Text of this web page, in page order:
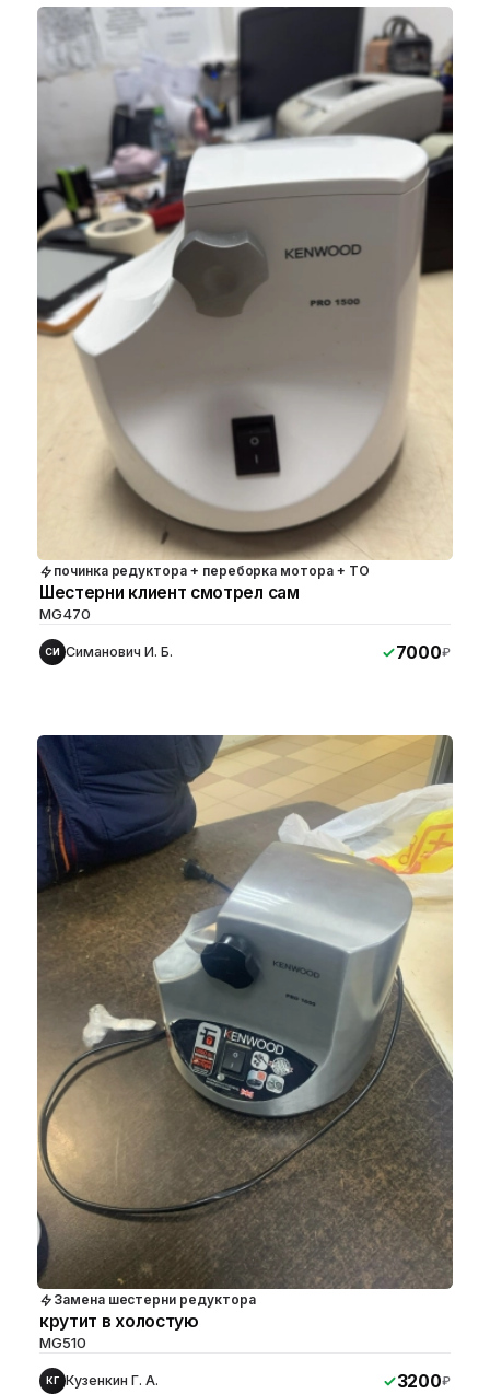
починка редуктора + переборка мотора + ТО
Шестерни клиент смотрел сам
MG470
СИ Симанович И. Б. 7000₽
Замена шестерни редуктора
крутит в холостую
MG510
КГ Кузенкин Г. А. 3200₽